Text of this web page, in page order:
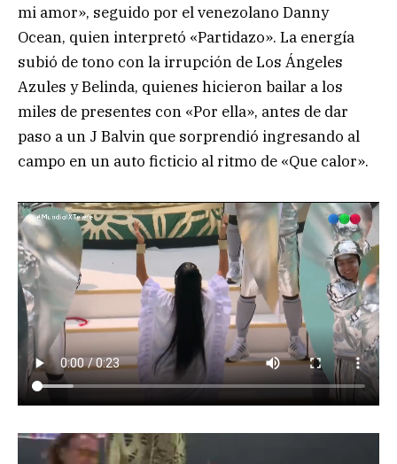
mi amor», seguido por el venezolano Danny
Ocean, quien interpretó «Partidazo». La energía
subió de tono con la irrupción de Los Ángeles
Azules y Belinda, quienes hicieron bailar a los
miles de presentes con «Por ella», antes de dar
paso a un J Balvin que sorprendió ingresando al
campo en un auto ficticio al ritmo de «Que calor».